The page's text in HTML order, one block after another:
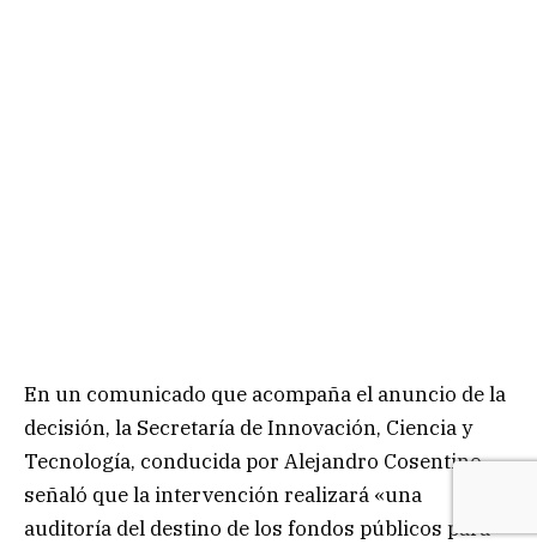
En un comunicado que acompaña el anuncio de la
decisión, la Secretaría de Innovación, Ciencia y
Tecnología, conducida por Alejandro Cosentino,
señaló que la intervención realizará «una
auditoría del destino de los fondos públicos para